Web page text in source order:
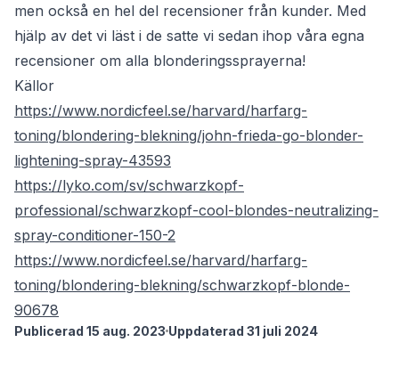
men också en hel del recensioner från kunder. Med
hjälp av det vi läst i de satte vi sedan ihop våra egna
recensioner om alla blonderingssprayerna!
Källor
https://www.nordicfeel.se/harvard/harfarg-
toning/blondering-blekning/john-frieda-go-blonder-
lightening-spray-43593
https://lyko.com/sv/schwarzkopf-
professional/schwarzkopf-cool-blondes-neutralizing-
spray-conditioner-150-2
https://www.nordicfeel.se/harvard/harfarg-
toning/blondering-blekning/schwarzkopf-blonde-
90678
Publicerad 15 aug. 2023 Uppdaterad 31 juli 2024